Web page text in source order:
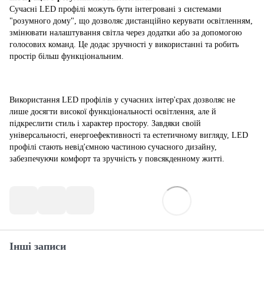
Сучасні LED профілі можуть бути інтегровані з системами
"розумного дому", що дозволяє дистанційно керувати освітленням,
змінювати налаштування світла через додатки або за допомогою
голосових команд. Це додає зручності у використанні та робить
простір більш функціональним.
Використання LED профілів у сучасних інтер'єрах дозволяє не
лише досягти високої функціональності освітлення, але й
підкреслити стиль і характер простору. Завдяки своїй
універсальності, енергоефективності та естетичному вигляду, LED
профілі стають невід'ємною частиною сучасного дизайну,
забезпечуючи комфорт та зручність у повсякденному житті.
Інші записи